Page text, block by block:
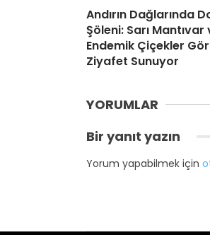
Andırın Dağlarında
Şöleni: Sarı Mantıvar
Endemik Çiçekler
Ziyafet Sunuyor
YORUMLAR
Bir yanıt yazın
Yorum yapabilmek için